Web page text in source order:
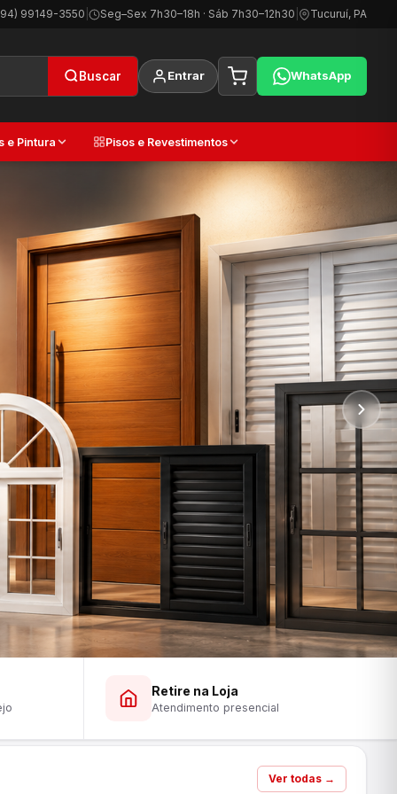
99149-3550 | Seg–Sex 7h30–18h · Sáb 7h30–12h30 Tucuruí, PA
Buscar Entrar WhatsApp
e Pintura Pisos e Revestimentos
Retire na Loja
Atendimento presencial
Ver todas →